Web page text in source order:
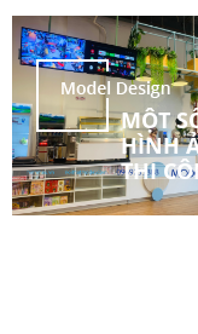
QUẬN
MỘT
HÌNH
THI
JEJU
COFFEE